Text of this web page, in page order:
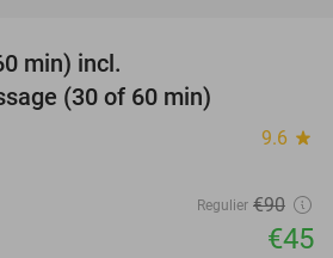
min) incl.
(30 of 60 min)
9.6 star
Regulier €90
€45